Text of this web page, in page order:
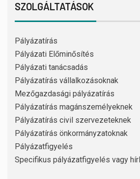
SZOLGÁLTATÁSOK
Pályázatírás
Pályázati Előminősítés
Pályázati tanácsadás
Pályázatírás vállalkozásoknak
Mezőgazdasági pályázatírás
Pályázatírás magánszemélyeknek
Pályázatírás civil szervezeteknek
Pályázatírás önkormányzatoknak
Pályázatfigyelés
Specifikus pályázatfigyelés vagy